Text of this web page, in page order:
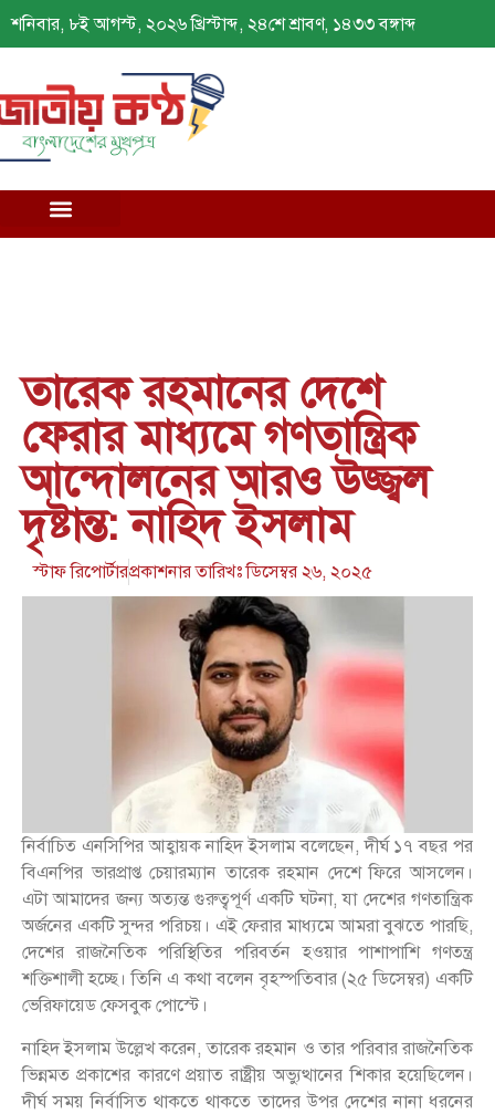
শনিবার, ৮ই আগস্ট, ২০২৬ খ্রিস্টাব্দ, ২৪শে শ্রাবণ, ১৪৩৩ বঙ্গাব্দ
তারেক রহমানের দেশে
ফেরার মাধ্যমে গণতান্ত্রিক
আন্দোলনের আরও উজ্জ্বল
দৃষ্টান্ত: নাহিদ ইসলাম
স্টাফ রিপোর্টারপ্রকাশনার তারিখঃডিসেম্বর ২৬, ২০২৫
নির্বাচিত এনসিপির আহ্বায়ক নাহিদ ইসলাম বলেছেন, দীর্ঘ ১৭ বছর পর
বিএনপির ভারপ্রাপ্ত চেয়ারম্যান তারেক রহমান দেশে ফিরে আসলেন।
এটা আমাদের জন্য অত্যন্ত গুরুত্বপূর্ণ একটি ঘটনা, যা দেশের গণতান্ত্রিক
অর্জনের একটি সুন্দর পরিচয়। এই ফেরার মাধ্যমে আমরা বুঝতে পারছি,
দেশের রাজনৈতিক পরিস্থিতির পরিবর্তন হওয়ার পাশাপাশি গণতন্ত্র
শক্তিশালী হচ্ছে। তিনি এ কথা বলেন বৃহস্পতিবার (২৫ ডিসেম্বর) একটি
ভেরিফায়েড ফেসবুক পোস্টে।
নাহিদ ইসলাম উল্লেখ করেন, তারেক রহমান ও তার পরিবার রাজনৈতিক
ভিন্নমত প্রকাশের কারণে প্রয়াত রাষ্ট্রীয় অভ্যুত্থানের শিকার হয়েছিলেন।
দীর্ঘ সময় নির্বাসিত থাকতে থাকতে তাদের উপর দেশের নানা ধরনের